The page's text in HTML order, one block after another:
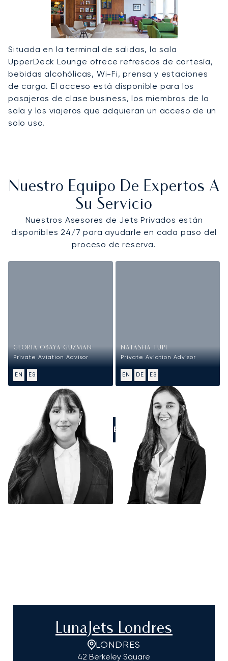
Situada en la terminal de salidas, la sala
UpperDeck Lounge ofrece refrescos de cortesía,
bebidas alcohólicas, Wi-Fi, prensa y estaciones
de carga. El acceso está disponible para los
pasajeros de clase business, los miembros de la
sala y los viajeros que adquieran un acceso de un
solo uso.
Nuestro Equipo De Expertos A
Su Servicio
Nuestros Asesores de Jets Privados están
disponibles 24/7 para ayudarle en cada paso del
proceso de reserva.
GLORIA OBAYA GUZMAN
Private Aviation Advisor
EN ES
NATASHA TUPI
Private Aviation Advisor
EN DE ES
LLÁMENOS
LunaJets Londres
LONDRES
42 Berkeley Square